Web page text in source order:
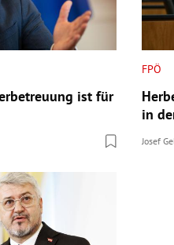
ist für
FPÖ
in
Josef